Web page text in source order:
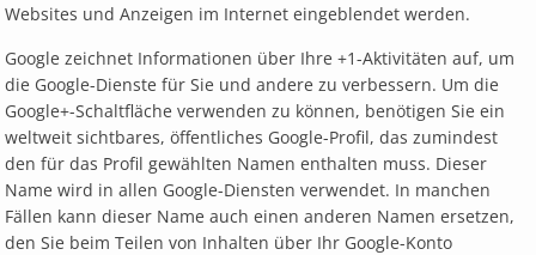
Websites und Anzeigen im Internet eingeblendet werden.
Google zeichnet Informationen über Ihre +1-Aktivitäten auf, um
die Google-Dienste für Sie und andere zu verbessern. Um die
Google+-Schaltfläche verwenden zu können, benötigen Sie ein
weltweit sichtbares, öffentliches Google-Profil, das zumindest
den für das Profil gewählten Namen enthalten muss. Dieser
Name wird in allen Google-Diensten verwendet. In manchen
Fällen kann dieser Name auch einen anderen Namen ersetzen,
den Sie beim Teilen von Inhalten über Ihr Google-Konto